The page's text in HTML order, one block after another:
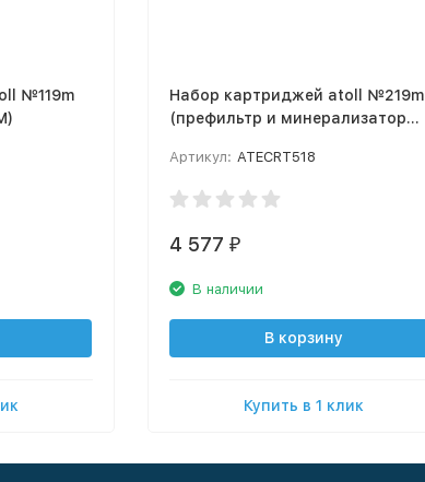
№119m
Набор картриджей atoll №219m
(префильтр и минерализатор
Артикул: ATECRT518
4 577 ₽
В наличии
В корзину
Купить в 1 клик